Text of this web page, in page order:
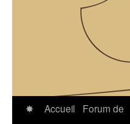
✸ Accueil
Forum de